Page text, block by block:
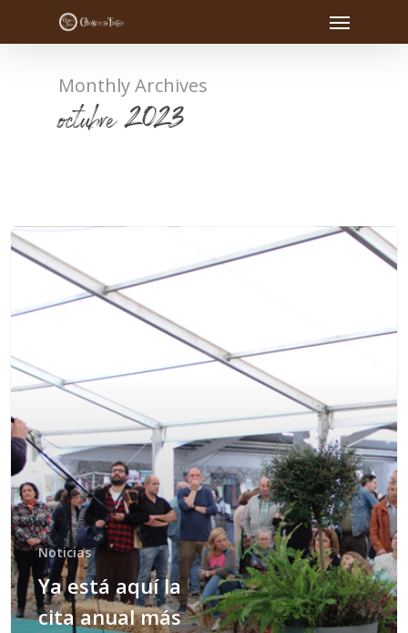
Monthly Archives
octubre 2023
Noticias
Ya está aquí la
cita anual más